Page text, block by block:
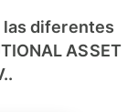
las diferentes
ASSET